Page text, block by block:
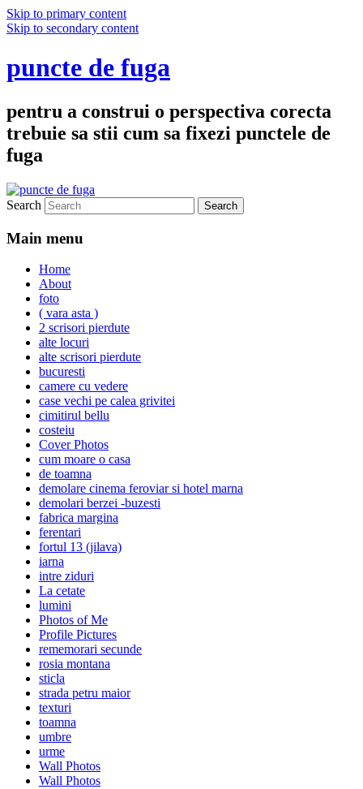
Skip to primary content
Skip to secondary content
puncte de fuga
pentru a construi o perspectiva corecta
trebuie sa stii cum sa fixezi punctele de
fuga
Search
Main menu
Home
About
foto
( vara asta )
2 scrisori pierdute
alte locuri
alte scrisori pierdute
bucuresti
camere cu vedere
case vechi pe calea grivitei
cimitirul bellu
costeiu
Cover Photos
cum moare o casa
de toamna
demolare cinema feroviar si hotel marna
demolari berzei -buzesti
fabrica margina
ferentari
fortul 13 (jilava)
iarna
intre ziduri
La cetate
lumini
Photos of Me
Profile Pictures
rememorari secunde
rosia montana
sticla
strada petru maior
texturi
toamna
umbre
urme
Wall Photos
Wall Photos